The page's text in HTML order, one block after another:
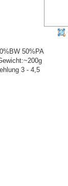
50%PA
3 - 4,5